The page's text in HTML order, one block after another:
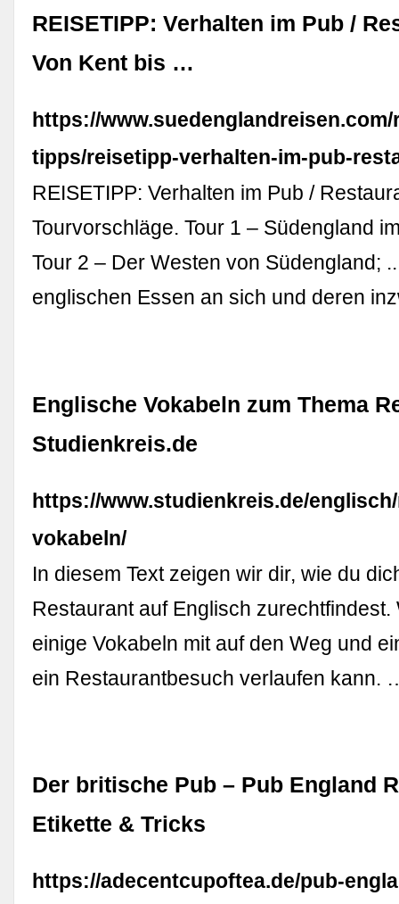
REISETIPP: Verhalten im Pub /
Von Kent bis …
https://
tipps/reisetipp-verhalten-im-pub-
REISETIPP: Verhalten im Pub /
Tourvorschläge. Tour 1 – Südengland
Tour 2 – Der Westen von Südengland;
englischen Essen an sich und deren
Englische Vokabeln zum Thema
Studienkreis.de
https://www.studienkreis.de/
vokabeln/
In diesem Text zeigen wir dir, wie du
Restaurant auf Englisch zurechtfindest.
einige Vokabeln mit auf den Weg und
ein Restaurantbesuch verlaufen kann.
Der britische Pub – Pub England
Etikette & Tricks
https://adecentcupoftea.de/pub-